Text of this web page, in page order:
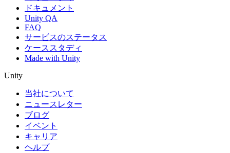
ドキュメント
Unity QA
FAQ
サービスのステータス
ケーススタディ
Made with Unity
Unity
当社について
ニュースレター
ブログ
イベント
キャリア
ヘルプ